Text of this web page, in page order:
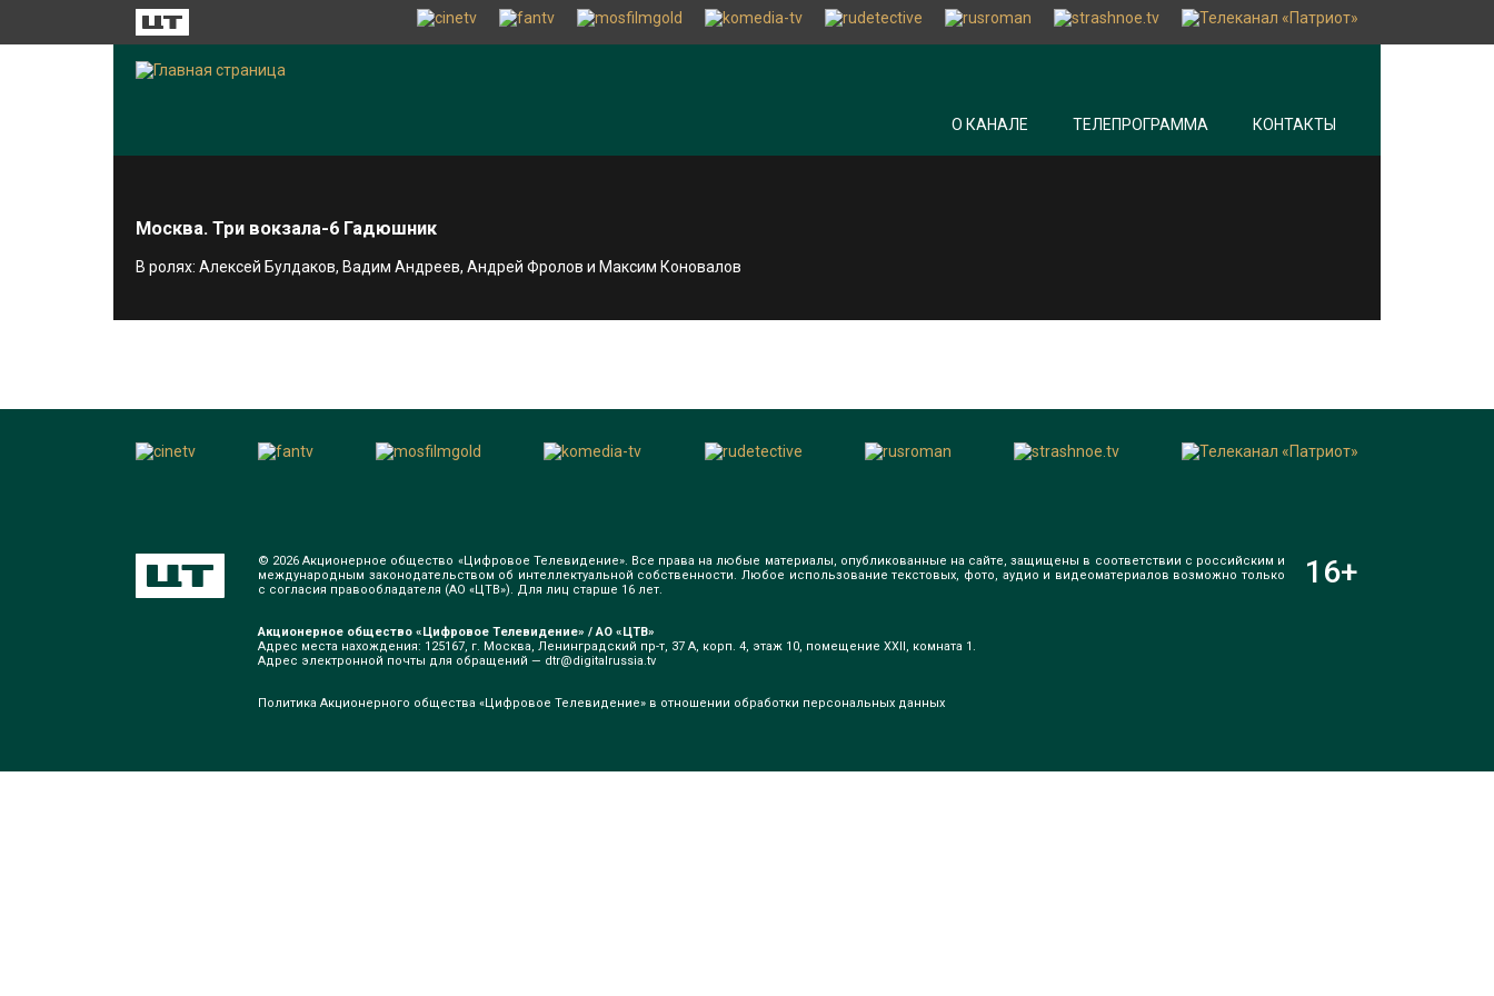
О КАНАЛЕ ТЕЛЕПРОГРАММА КОНТАКТЫ
Москва. Три вокзала-6 Гадюшник
В ролях: Алексей Булдаков, Вадим Андреев, Андрей Фролов и Максим Коновалов
© 2026 Акционерное общество «Цифровое Телевидение». Все права на любые материалы, опубликованные на сайте, защищены в соответствии с российским и
международным законодательством об интеллектуальной собственности. Любое использование текстовых, фото, аудио и видеоматериалов возможно только
с согласия правообладателя (АО «ЦТВ»). Для лиц старше 16 лет.
Акционерное общество «Цифровое Телевидение» / АО «ЦТВ»
Адрес места нахождения: 125167, г. Москва, Ленинградский пр-т, 37 А, корп. 4, этаж 10, помещение XXII, комната 1.
Адрес электронной почты для обращений — dtr@digitalrussia.tv
Политика Акционерного общества «Цифровое Телевидение» в отношении обработки персональных данных
16+